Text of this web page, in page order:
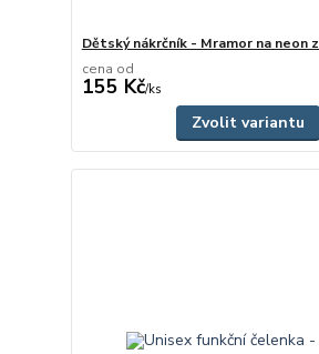
Dětský nákrčník - Mramor na neon
cena od
155 Kč/ks
Zvolit variantu